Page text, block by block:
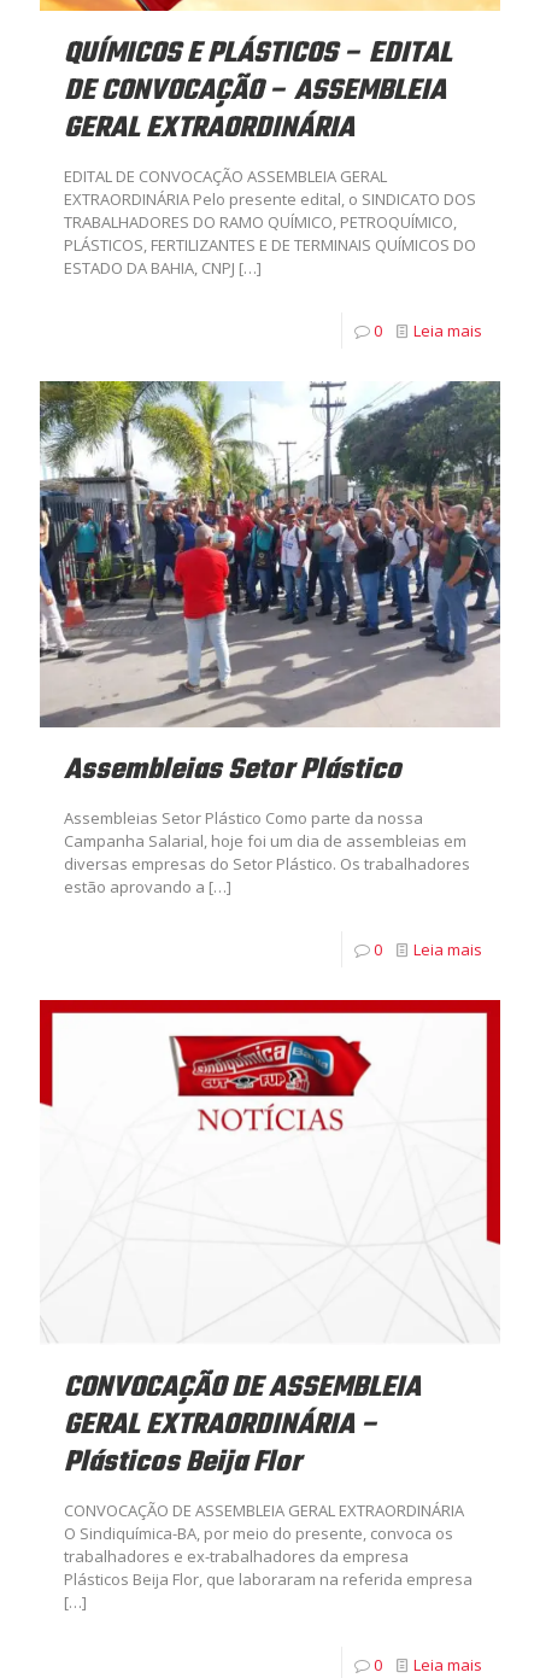
QUÍMICOS E PLÁSTICOS – EDITAL
DE CONVOCAÇÃO – ASSEMBLEIA
GERAL EXTRAORDINÁRIA
EDITAL DE CONVOCAÇÃO ASSEMBLEIA GERAL
EXTRAORDINÁRIA Pelo presente edital, o SINDICATO DOS
TRABALHADORES DO RAMO QUÍMICO, PETROQUÍMICO,
PLÁSTICOS, FERTILIZANTES E DE TERMINAIS QUÍMICOS DO
ESTADO DA BAHIA, CNPJ […]
0 Leia mais
Assembleias Setor Plástico
Assembleias Setor Plástico Como parte da nossa
Campanha Salarial, hoje foi um dia de assembleias em
diversas empresas do Setor Plástico. Os trabalhadores
estão aprovando a […]
0 Leia mais
CONVOCAÇÃO DE ASSEMBLEIA
GERAL EXTRAORDINÁRIA –
Plásticos Beija Flor
CONVOCAÇÃO DE ASSEMBLEIA GERAL EXTRAORDINÁRIA
O Sindiquímica-BA, por meio do presente, convoca os
trabalhadores e ex-trabalhadores da empresa
Plásticos Beija Flor, que laboraram na referida empresa
[…]
0 Leia mais